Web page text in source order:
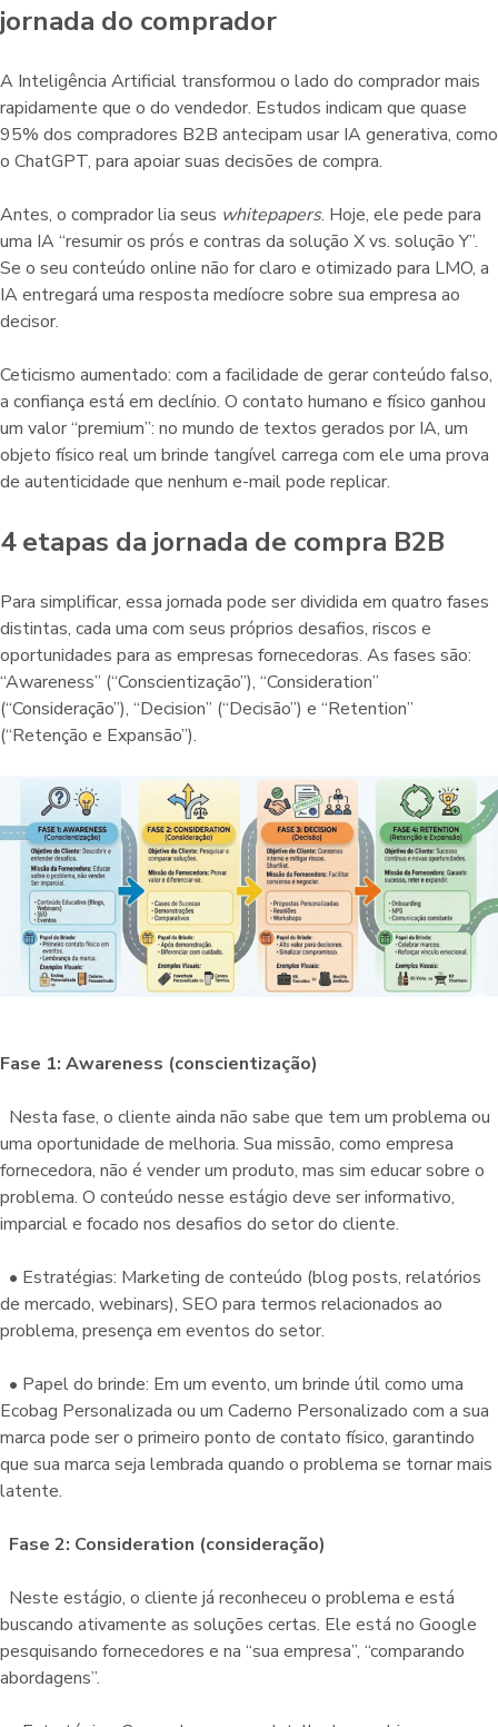
jornada do comprador
A Inteligência Artificial transformou o lado do comprador mais
rapidamente que o do vendedor. Estudos indicam que quase
95% dos compradores B2B antecipam usar IA generativa, como
o ChatGPT, para apoiar suas decisões de compra.
Antes, o comprador lia seus whitepapers. Hoje, ele pede para
uma IA “resumir os prós e contras da solução X vs. solução Y”.
Se o seu conteúdo online não for claro e otimizado para LMO, a
IA entregará uma resposta medíocre sobre sua empresa ao
decisor.
Ceticismo aumentado: com a facilidade de gerar conteúdo falso,
a confiança está em declínio. O contato humano e físico ganhou
um valor “premium”: no mundo de textos gerados por IA, um
objeto físico real um brinde tangível carrega com ele uma prova
de autenticidade que nenhum e-mail pode replicar.
4 etapas da jornada de compra B2B
Para simplificar, essa jornada pode ser dividida em quatro fases
distintas, cada uma com seus próprios desafios, riscos e
oportunidades para as empresas fornecedoras. As fases são:
“Awareness” (“Conscientização”), “Consideration”
(“Consideração”), “Decision” (“Decisão”) e “Retention”
(“Retenção e Expansão”).
Fase 1: Awareness (conscientização)
Nesta fase, o cliente ainda não sabe que tem um problema ou
uma oportunidade de melhoria. Sua missão, como empresa
fornecedora, não é vender um produto, mas sim educar sobre o
problema. O conteúdo nesse estágio deve ser informativo,
imparcial e focado nos desafios do setor do cliente.
• Estratégias: Marketing de conteúdo (blog posts, relatórios
de mercado, webinars), SEO para termos relacionados ao
problema, presença em eventos do setor.
• Papel do brinde: Em um evento, um brinde útil como uma
Ecobag Personalizada ou um Caderno Personalizado com a sua
marca pode ser o primeiro ponto de contato físico, garantindo
que sua marca seja lembrada quando o problema se tornar mais
latente.
Fase 2: Consideration (consideração)
Neste estágio, o cliente já reconheceu o problema e está
buscando ativamente as soluções certas. Ele está no Google
pesquisando fornecedores e na “sua empresa”, “comparando
abordagens”.